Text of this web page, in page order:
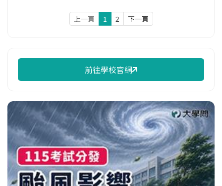
上一頁 1 2 下一頁
前往學校官網